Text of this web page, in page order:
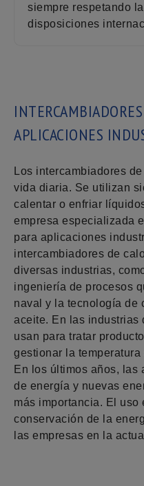
siempre respetando
disposiciones
APLICACIONES
Los intercambiadores
vida diaria. Se utilizan
calentar o enfriar
empresa especializada
para aplicaciones
intercambiadores de
diversas industrias,
ingeniería de procesos
naval y la tecnología de
aceite. En las industrias
usan para tratar
gestionar la
En los últimos años,
de energía y nuevas
más importancia. El
conservación de la
las empresas en la